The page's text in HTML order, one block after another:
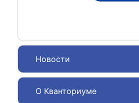
Новости
О Кванториуме